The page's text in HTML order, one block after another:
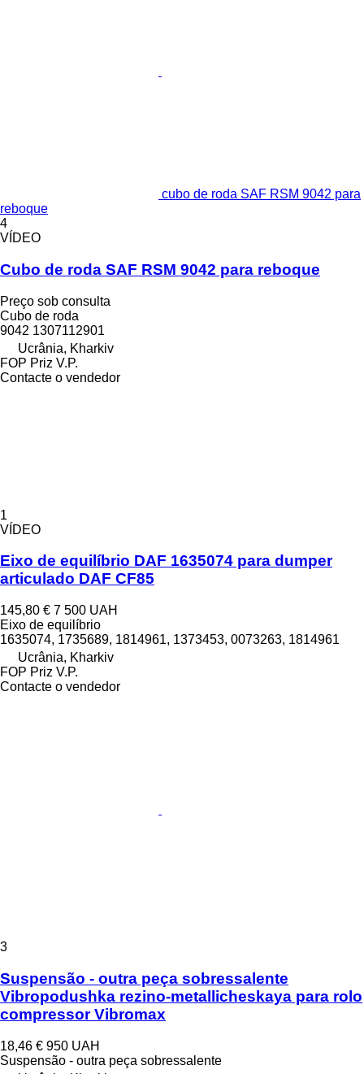
cubo de roda SAF RSM 9042 para
reboque
4
VÍDEO
Cubo de roda SAF RSM 9042 para reboque
Preço sob consulta
Cubo de roda
9042 1307112901
Ucrânia, Kharkiv
FOP Priz V.P.
Contacte o vendedor
1
VÍDEO
Eixo de equilíbrio DAF 1635074 para dumper
articulado DAF CF85
145,80 € 7 500 UAH
Eixo de equilíbrio
1635074, 1735689, 1814961, 1373453, 0073263, 1814961
Ucrânia, Kharkiv
FOP Priz V.P.
Contacte o vendedor
3
Suspensão - outra peça sobressalente
Vibropodushka rezino-metallicheskaya para rolo
compressor Vibromax
18,46 € 950 UAH
Suspensão - outra peça sobressalente